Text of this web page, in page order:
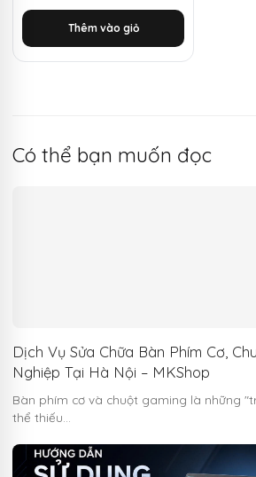
là:
1.500.000 ₫.
tại
là:
1.080.000 ₫.
Thêm vào giỏ
Có thể bạn muốn đọc
Dịch Vụ Sửa Chữa Bàn Phím Cơ,
Nghiệp Tại Hà Nội – MKShop
Bàn phím cơ và chuột gaming là những
thể thiếu…